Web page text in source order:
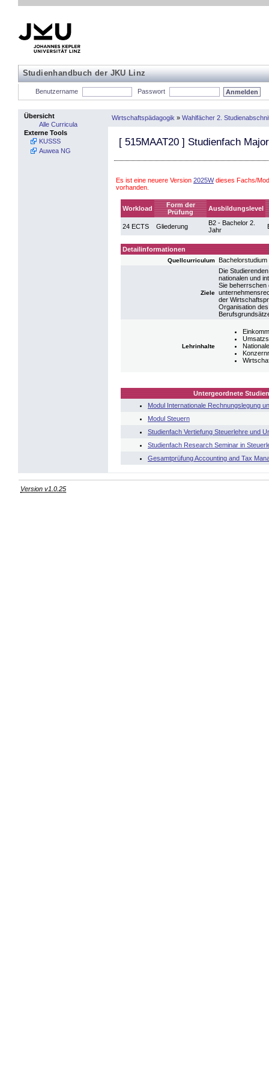
Studienhandbuch der JKU Linz
Benutzername Passwort
Übersicht
Alle Curricula
Externe Tools
KUSSS
Auwea NG
Wirtschaftspädagogik » Wahlfächer 2.
[ 515MAAT20 ] Studienfach
Es ist eine neuere Version 2025Wdieses Fachs/
vorhanden.
Workload
Form der
Prüfung
Ausbildungslevel
24 ECTS Gliederung
B2 - Bachelor 2.
Jahr
Detailinformationen
Quellcurriculum
Ziele
Die
nationalen und
Sie beherrschen
der
Organisation
Lehrinhalte
Untergeordnete
Modul Internationale Rechnungslegung
Modul Steuern
Studienfach Vertiefung Steuerlehre und
Studienfach Research Seminar in
Gesamtprüfung Accounting and Tax
Version v1.0.25